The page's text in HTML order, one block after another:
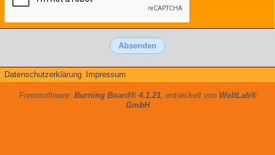
Datenschutzerklärung Impressum
Forensoftware: Burning Board® 4.1.21, entwickelt von WoltLab®
GmbH